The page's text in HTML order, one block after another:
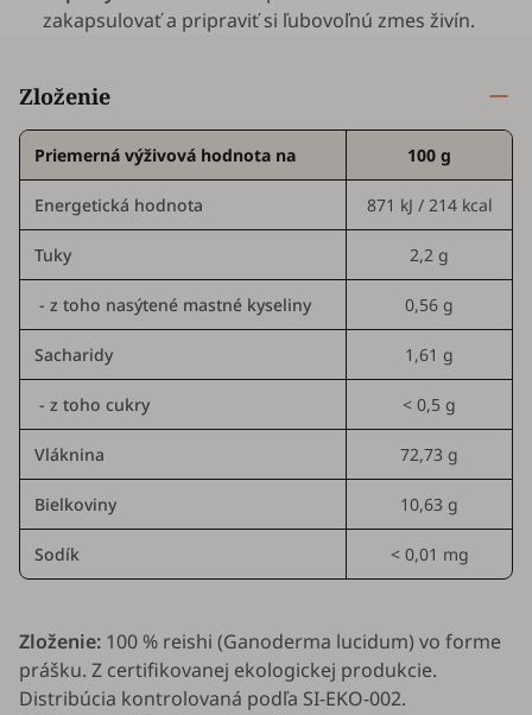
zakapsulovať a pripraviť si ľubovoľnú zmes živín.
Zloženie
Priemerná výživová hodnota na 100 g
Energetická hodnota 871 kJ / 214 kcal
Tuky 2,2 g
- z toho nasýtené mastné kyseliny 0,56 g
Sacharidy 1,61 g
- z toho cukry < 0,5 g
Vláknina 72,73 g
Bielkoviny 10,63 g
Sodík < 0,01 mg
Zloženie: 100 % reishi (Ganoderma lucidum) vo forme
prášku. Z certifikovanej ekologickej produkcie.
Distribúcia kontrolovaná podľa SI-EKO-002.